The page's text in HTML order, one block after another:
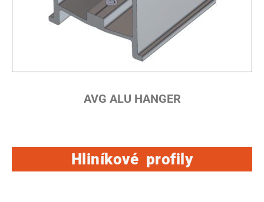
AVG ALU HANGER
Hliníkové profily